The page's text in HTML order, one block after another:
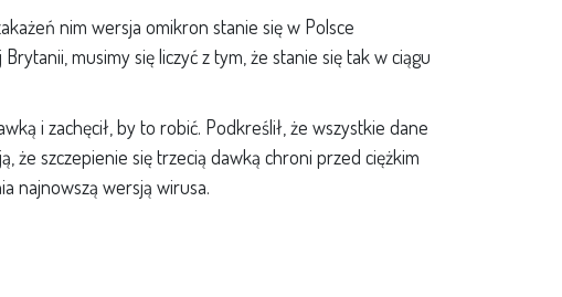
nim wersja omikron stanie się w Polsce
musimy się liczyć z tym, że stanie się tak w ciągu
i zachęcił, by to robić. Podkreślił, że wszystkie dane
szczepienie się trzecią dawką chroni przed ciężkim
najnowszą wersją wirusa.